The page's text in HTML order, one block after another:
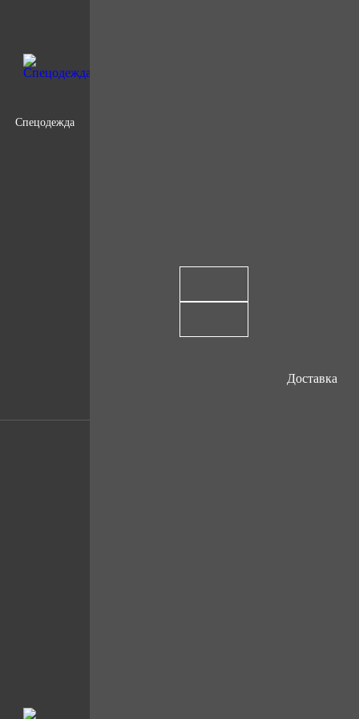
Спецодежда
Доставка